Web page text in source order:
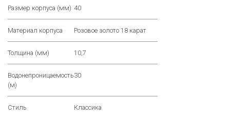
Размер корпуса (мм) 40
Материал корпуса Розовое золото 18 карат
Толщина (мм) 10,7
Водонепроницаемость
(м)
30
Стиль Классика